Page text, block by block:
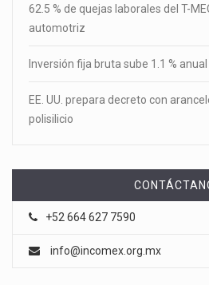
62.5 % de quejas laborales del T-
automotriz
Inversión fija bruta sube 1.1 %
EE. UU. prepara decreto con
polisilicio
+52 664 627 7590
info@incomex.org.mx